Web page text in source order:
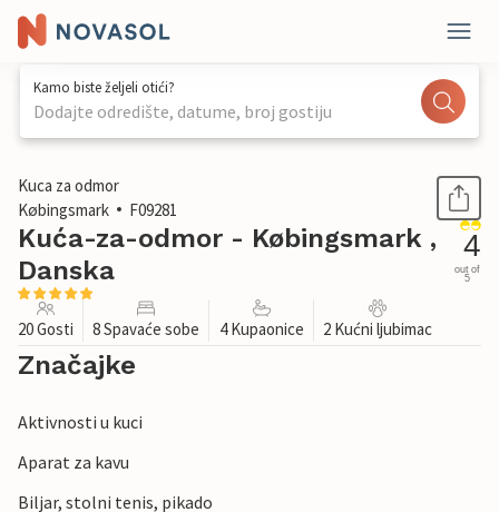
Kamo biste željeli otići?
Dodajte odredište, datume, broj gostiju
1 / 31
Kuca za odmor
Købingsmark
F09281
Kuća-za-odmor - Købingsmark ,
Danska
4
out of
5
20 Gosti 8 Spavaće sobe 4 Kupaonice 2 Kućni ljubimac
Značajke
Aktivnosti u kuci
Aparat za kavu
Biljar, stolni tenis, pikado